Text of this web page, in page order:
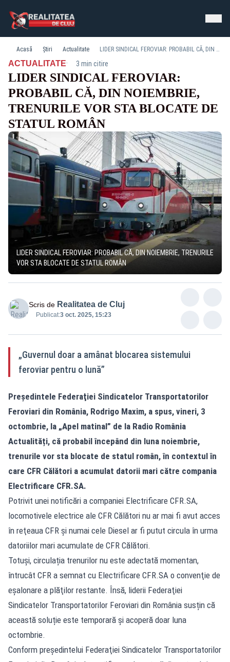
Acasă Știri Actualitate LIDER SINDICAL FEROVIAR: PROBABIL CĂ, DIN NOIEMBRIE, TRENURILE VOR STA BLOCATE DE STATUL ROMÂN
ACTUALITATE· 3 min citire
LIDER SINDICAL FEROVIAR:
PROBABIL CĂ, DIN NOIEMBRIE,
TRENURILE VOR STA BLOCATE DE
STATUL ROMÂN
LIDER SINDICAL FEROVIAR: PROBABIL CĂ, DIN NOIEMBRIE, TRENURILE
VOR STA BLOCATE DE STATUL ROMÂN
Scris de Realitatea de Cluj
Publicat:3 oct. 2025, 15:23
„Guvernul doar a amânat blocarea sistemului
feroviar pentru o lună”
Preşedintele Federaţiei Sindicatelor Transportatorilor
Feroviari din România, Rodrigo Maxim, a spus, vineri, 3
octombrie, la „Apel matinal” de la Radio România
Actualități, că probabil începând din luna noiembrie,
trenurile vor sta blocate de statul român, în contextul în
care CFR Călători a acumulat datorii mari către compania
Electrificare CFR.SA.
Potrivit unei notificări a companiei Electrificare CFR.SA,
locomotivele electrice ale CFR Călători nu ar mai fi avut acces
în reţeaua CFR şi numai cele Diesel ar fi putut circula în urma
datoriilor mari acumulate de CFR Călători.
Totuși, circulația trenurilor nu este adectată momentan,
întrucât CFR a semnat cu Electrificare CFR.SA o convenţie de
eşalonare a plăţilor restante. Însă, liderii Federaţiei
Sindicatelor Transportatorilor Feroviari din România susțin că
această soluție este temporară şi acoperă doar luna
octombrie.
Conform președintelui Federaţiei Sindicatelor Transportatorilor